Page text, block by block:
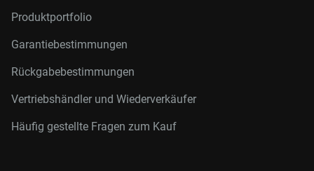
Produktportfolio
Garantiebestimmungen
Rückgabebestimmungen
Vertriebshändler und Wiederverkäufer
Häufig gestellte Fragen zum Kauf